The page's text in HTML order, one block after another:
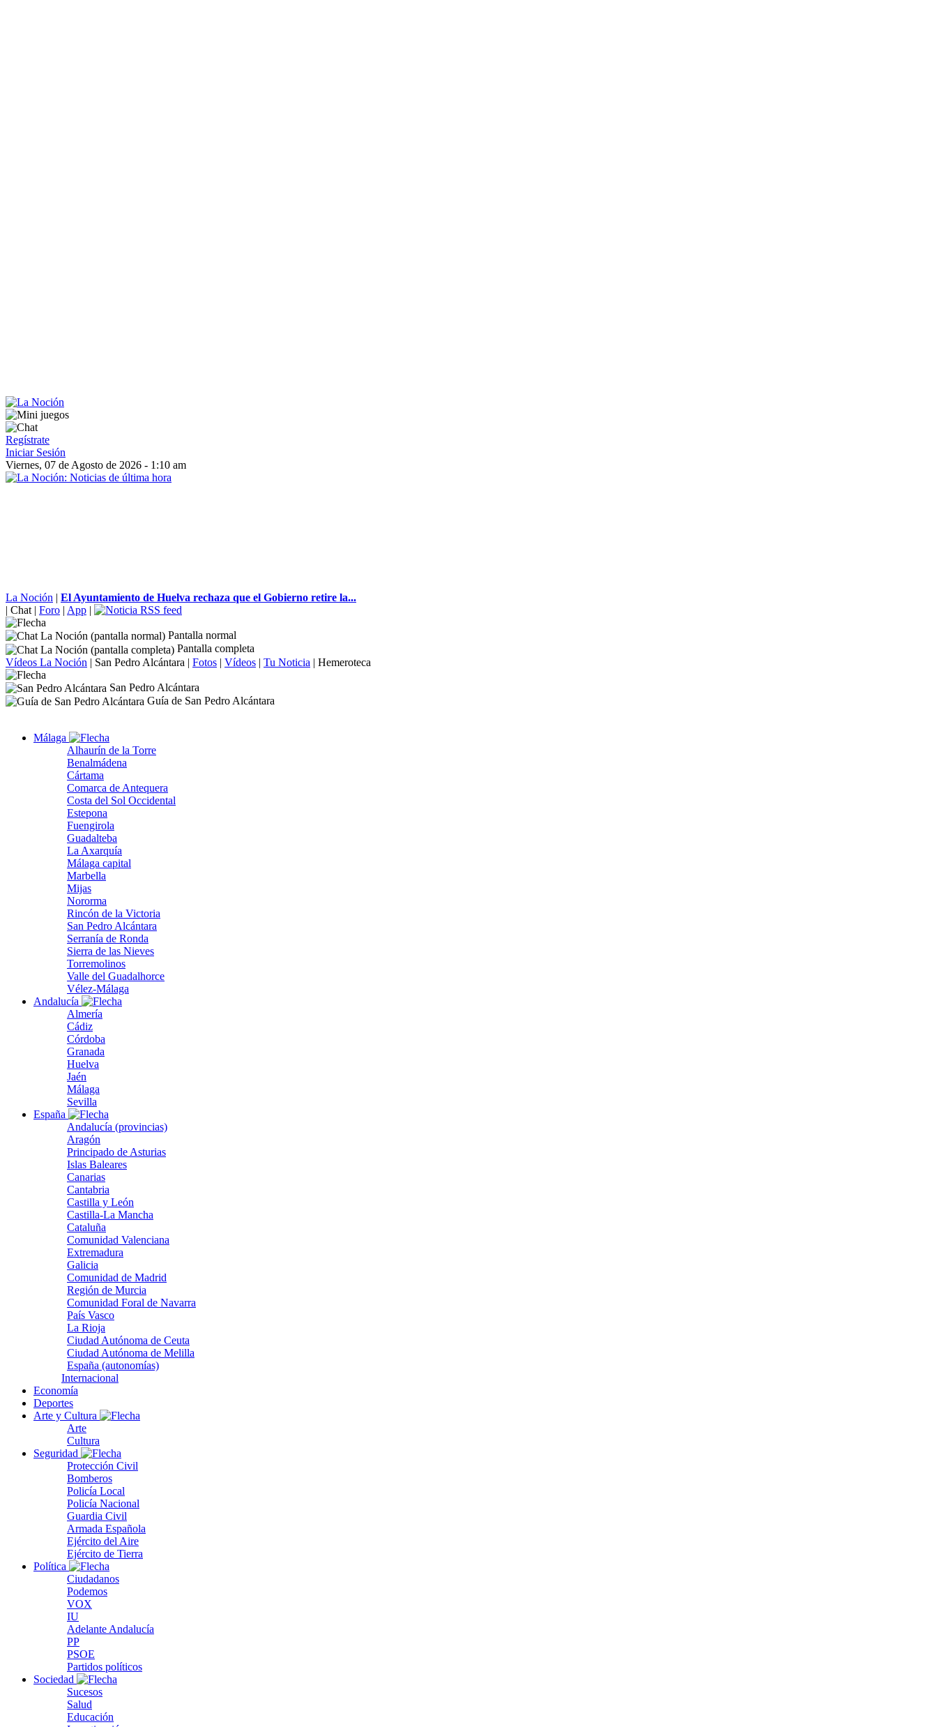
Regístrate
Iniciar Sesión
Viernes, 07 de Agosto de 2026 - 1:10 am
La Noción | El Ayuntamiento de Huelva rechaza que el Gobierno retire la...
| Chat | Foro | App |
Pantalla normal
Pantalla completa
Vídeos La Noción | San Pedro Alcántara | Fotos | Vídeos | Tu Noticia | Hemeroteca
San Pedro Alcántara
Guía de San Pedro Alcántara
Málaga
Alhaurín de la Torre
Benalmádena
Cártama
Comarca de Antequera
Costa del Sol Occidental
Estepona
Fuengirola
Guadalteba
La Axarquía
Málaga capital
Marbella
Mijas
Nororma
Rincón de la Victoria
San Pedro Alcántara
Serranía de Ronda
Sierra de las Nieves
Torremolinos
Valle del Guadalhorce
Vélez-Málaga
Andalucía
Almería
Cádiz
Córdoba
Granada
Huelva
Jaén
Málaga
Sevilla
España
Andalucía (provincias)
Aragón
Principado de Asturias
Islas Baleares
Canarias
Cantabria
Castilla y León
Castilla-La Mancha
Cataluña
Comunidad Valenciana
Extremadura
Galicia
Comunidad de Madrid
Región de Murcia
Comunidad Foral de Navarra
País Vasco
La Rioja
Ciudad Autónoma de Ceuta
Ciudad Autónoma de Melilla
España (autonomías)
Internacional
Economía
Deportes
Arte y Cultura
Arte
Cultura
Seguridad
Protección Civil
Bomberos
Policía Local
Policía Nacional
Guardia Civil
Armada Española
Ejército del Aire
Ejército de Tierra
Política
Ciudadanos
Podemos
VOX
IU
Adelante Andalucía
PP
PSOE
Partidos políticos
Sociedad
Sucesos
Salud
Educación